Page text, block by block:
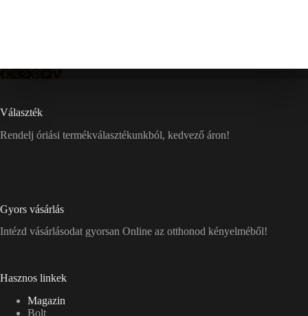
Választék
Rendelj óriási termékválasztékunkból, kedvező áron!
Gyors vásárlás
Intézd vásárlásodat gyorsan Online az otthonod kényelméből!
Hasznos linkek
Magazin
Bolt